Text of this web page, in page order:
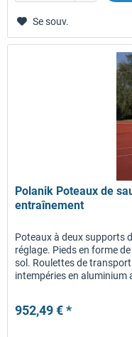
Se souv.
Polanik Poteaux de
entraînement
Poteaux à deux supports
réglage. Pieds en forme
sol. Roulettes de
intempéries en aluminium
952,49 € *